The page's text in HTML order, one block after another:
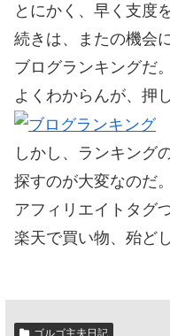
とにかく、早く支度
続きは、またの機会に
ブログランキングだ。
よくわからんが、押
しかし、ランキング
探すのが大変なのだ。
アフィリエイトタグ
楽天で買い物、殆ど
ゴルゴ主夫日記